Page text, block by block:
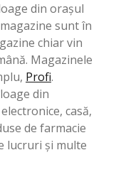
din orașul
sunt în
chiar vin
Magazinele
Profi.
din
casă,
de farmacie
lucruri și multe